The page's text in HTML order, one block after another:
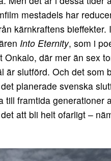
mestadels har
kärnkraftens bieffekter.
Into Eternity, som i
där mer än sex
är slutförd. Och det som
planerade svenska
till framtida generationer
att bli helt ofarligt –